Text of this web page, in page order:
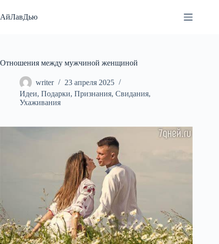
к
сути
АйЛавДью
Отношения между мужчиной женщиной
writer
23 апреля 2025
Идеи, Подарки, Признания, Свидания,
Ухаживания